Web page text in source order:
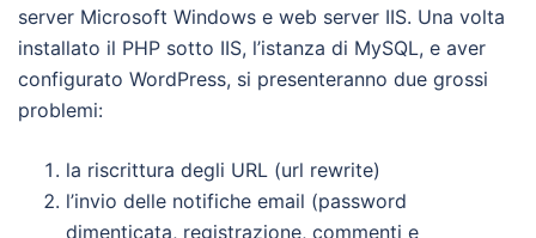
server Microsoft Windows e web server IIS. Una volta
installato il PHP sotto IIS, l’istanza di MySQL, e aver
configurato WordPress, si presenteranno due grossi
problemi:
la riscrittura degli URL (url rewrite)
l’invio delle notifiche email (password
dimenticata, registrazione, commenti e